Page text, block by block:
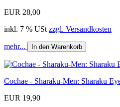
EUR 28,00
inkl. 7 % USt zzgl. Versandkosten
mehr... In den Warenkorb
Cochae - Sharaku-Men: Sharaku
EUR 19,90